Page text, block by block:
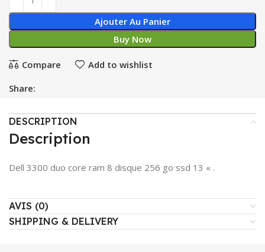
Ajouter Au Panier
Buy Now
Compare Add to wishlist
Share:
DESCRIPTION
Description
Dell 3300 duo core ram 8 disque 256 go ssd 13 « .
AVIS (0)
SHIPPING & DELIVERY